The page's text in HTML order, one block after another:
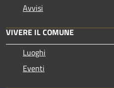
Avvisi
VIVERE IL COMUNE
Luoghi
Eventi